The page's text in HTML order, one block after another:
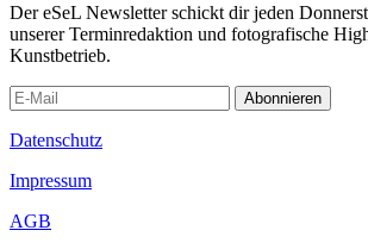
Der eSeL Newsletter schickt dir jeden
unserer Terminredaktion und fotografische
Kunstbetrieb.
Abonnieren
Datenschutz
Impressum
AGB